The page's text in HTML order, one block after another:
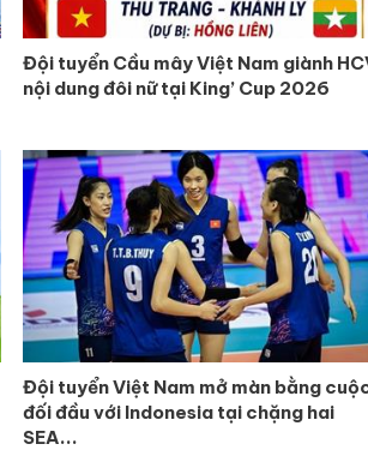
Đội tuyển Cầu mây Việt Nam giành
nội dung đôi nữ tại King’ Cup 2026
Đội tuyển Việt Nam mở màn bằng
đối đầu với Indonesia tại chặng hai
SEA...